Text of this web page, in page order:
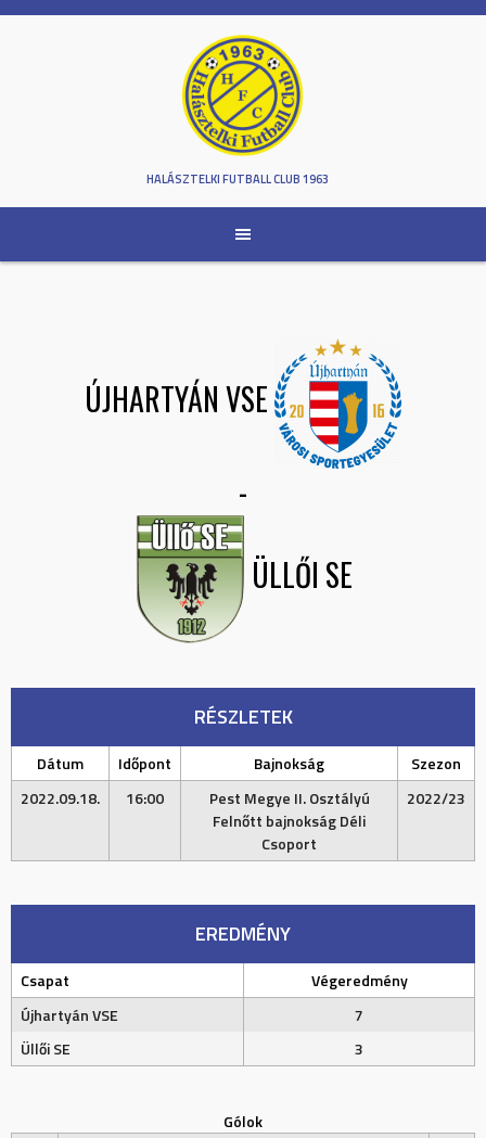
Skip
HALÁSZTELKI FUTBALL CLUB 1963
ÚJHARTYÁN VSE
-
ÜLLŐI SE
RÉSZLETEK
Dátum Időpont Bajnokság
Szezon
2022.09.18.
16:00
Pest Megye II. Osztályú
Felnőtt bajnokság Déli
Csoport
2022/23
EREDMÉNY
Csapat
Végeredmény
Újhartyán VSE
7
Üllői SE
3
Gólok